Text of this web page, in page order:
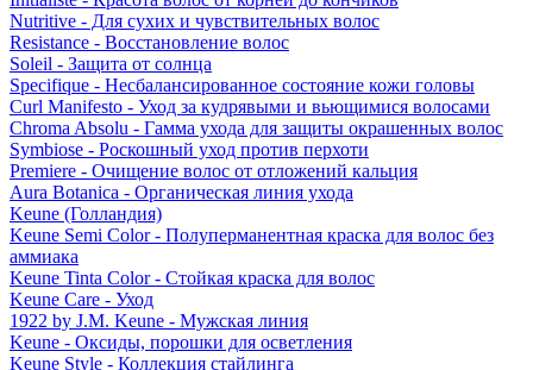
Nutritive - Для сухих и чувствительных волос
Resistance - Восстановление волос
Soleil - Защита от солнца
Specifique - Несбалансированное состояние кожи головы
Curl Manifesto - Уход за кудрявыми и вьющимися волосами
Chroma Absolu - Гамма ухода для защиты окрашенных волос
Symbiose - Роскошный уход против перхоти
Premiere - Очищение волос от отложений кальция
Aura Botanica - Органическая линия ухода
Keune (Голландия)
Keune Semi Color - Полуперманентная краска для волос без
аммиака
Keune Tinta Color - Стойкая краска для волос
Keune Care - Уход
1922 by J.M. Keune - Мужская линия
Keune - Оксиды, порошки для осветления
Keune Style - Коллекция стайлинга